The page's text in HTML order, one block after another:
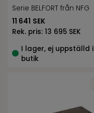
Serie BELFORT från NFG
11 641 SEK
Rek. pris: 13 695 SEK
I lager, ej uppställd i
butik